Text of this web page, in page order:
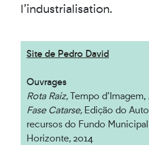
l’industrialisation.
Site de Pedro David
Ouvrages
Rota Raiz,Tempo d’Imagem,
Fase Catarse, Edição do
recursos do Fundo
Horizonte, 2014